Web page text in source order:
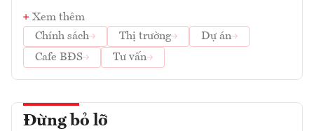
Xem thêm
Chính sách
Thị trường
Dự án
Cafe BĐS
Tư vấn
Đừng bỏ lỡ